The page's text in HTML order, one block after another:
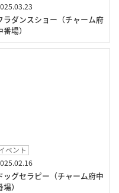
ラダンスショー（チャーム府
番場）
ベント
ッグセラピー（チャーム府中
）